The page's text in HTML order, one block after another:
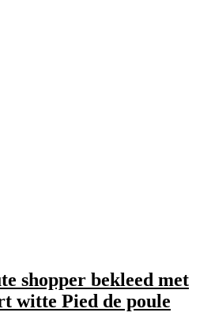
shopper bekleed met
witte Pied de poule